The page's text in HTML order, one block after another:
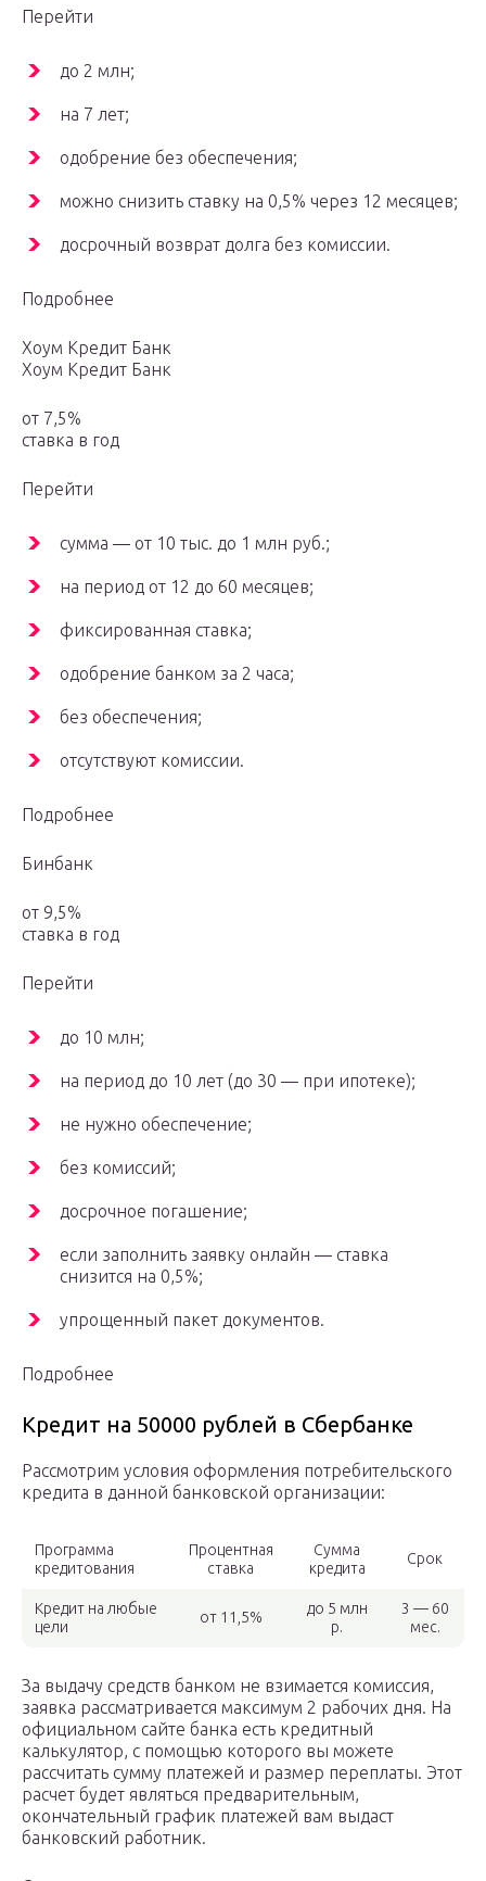
Перейти
до 2 млн;
на 7 лет;
одобрение без обеспечения;
можно снизить ставку на 0,5% через 12 месяцев;
досрочный возврат долга без комиссии.
Подробнее
Хоум Кредит Банк
Хоум Кредит Банк
от 7,5%
ставка в год
Перейти
сумма — от 10 тыс. до 1 млн руб.;
на период от 12 до 60 месяцев;
фиксированная ставка;
одобрение банком за 2 часа;
без обеспечения;
отсутствуют комиссии.
Подробнее
Бинбанк
от 9,5%
ставка в год
Перейти
до 10 млн;
на период до 10 лет (до 30 — при ипотеке);
не нужно обеспечение;
без комиссий;
досрочное погашение;
если заполнить заявку онлайн — ставка
снизится на 0,5%;
упрощенный пакет документов.
Подробнее
Кредит на 50000 рублей в Сбербанке
Рассмотрим условия оформления потребительского
кредита в данной банковской организации:
Программа
кредитования
Процентная
ставка
Сумма
кредита
Срок
Кредит на любые
цели
от 11,5%
до 5 млн
р.
3 — 60
мес.
За выдачу средств банком не взимается комиссия,
заявка рассматривается максимум 2 рабочих дня. На
официальном сайте банка есть кредитный
калькулятор, с помощью которого вы можете
рассчитать сумму платежей и размер переплаты. Этот
расчет будет являться предварительным,
окончательный график платежей вам выдаст
банковский работник.